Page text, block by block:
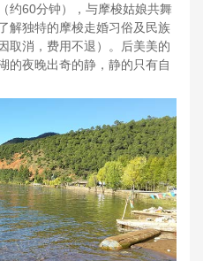
约60分钟），与摩梭姑娘共舞
解独特的摩梭走婚习俗及民族
取消，费用不退）。后美美的
的夜晚出奇的静，静的只有自